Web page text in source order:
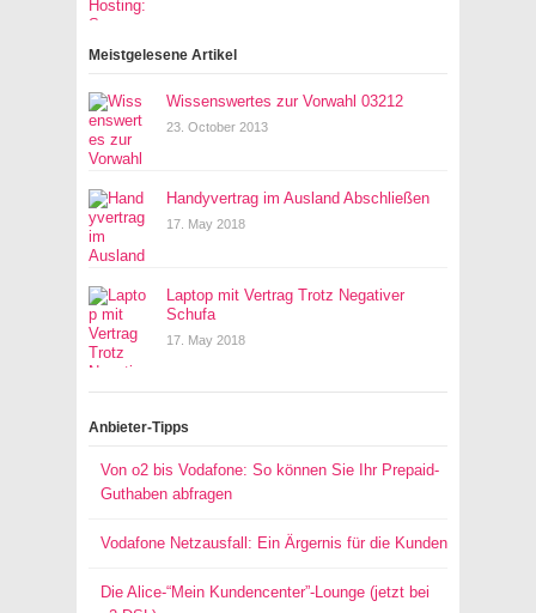
Meistgelesene Artikel
Wissenswertes zur Vorwahl 03212
23. October 2013
Handyvertrag im Ausland Abschließen
17. May 2018
Laptop mit Vertrag Trotz Negativer
Schufa
17. May 2018
Anbieter-Tipps
Von o2 bis Vodafone: So können Sie Ihr Prepaid-
Guthaben abfragen
Vodafone Netzausfall: Ein Ärgernis für die Kunden
Die Alice-“Mein Kundencenter”-Lounge (jetzt bei